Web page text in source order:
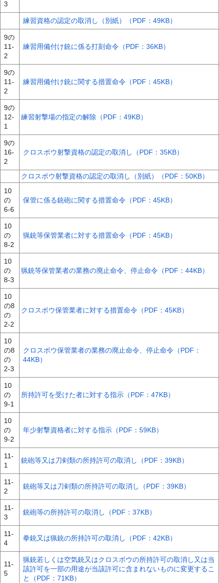
3
練習資格の認定の取消し（別紙）（PDF：49KB）
9の
11-
2
練習用備付け銃に係る打刻命令（PDF：36KB）
9の
11-
2
練習用備付け銃に関する措置命令（PDF：45KB）
9の
12-
1
練習射撃場の指定の解除（PDF：49KB）
9の
16-
2
クロスボウ射撃資格の認定の取消し（PDF：35KB）
クロスボウ射撃資格の認定の取消し（別紙）（PDF：50KB）
10
の
6-6
保管に係る銃砲に関する措置命令（PDF：45KB）
10
の
8-2
猟銃等保管業者に対する措置命令（PDF：45KB）
10
の
8-3
猟銃等保管業者の業務の廃止命令、停止命令（PDF：44KB）
10
の8
の
2-2
クロスボウ保管業者に対する措置命令（PDF：45KB）
10
の8
の
2-3
クロスボウ保管業者の業務の廃止命令、停止命令（PDF：
44KB）
10
の
9-1
所持許可を受けた者に対する指示（PDF：47KB）
10
の
9-2
年少射撃資格者に対する指示（PDF：59KB）
11-
1
銃砲等又は刀剣類の所持許可の取消し（PDF：39KB）
11-
2
銃砲等又は刀剣類の所持許可の取消し（PDF：39KB）
11-
3
銃砲等の所持許可の取消し（PDF：37KB）
11-
4
拳銃又は猟銃の所持許可の取消し（PDF：42KB）
11-
5
猟銃若しくは空気銃又はクロスボウの所持許可の取消し又は当
該許可を一部の用途が当該許可に含まれないものに変更するこ
と（PDF：71KB）